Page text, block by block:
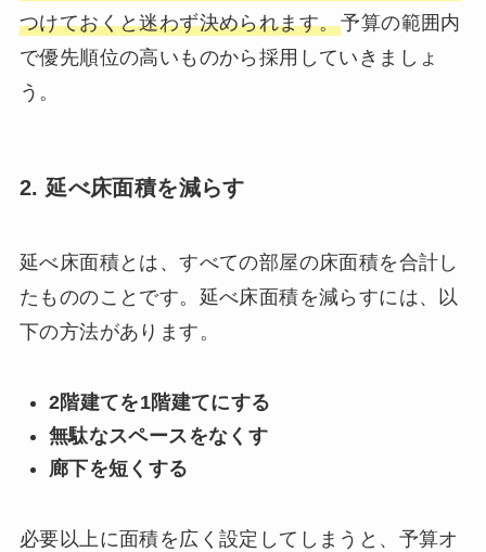
つけておくと迷わず決められます。予算の範囲内
で優先順位の高いものから採用していきましょ
う。
2. 延べ床面積を減らす
延べ床面積とは、すべての部屋の床面積を合計し
たもののことです。延べ床面積を減らすには、以
下の方法があります。
2階建てを1階建てにする
無駄なスペースをなくす
廊下を短くする
必要以上に面積を広く設定してしまうと、予算オ